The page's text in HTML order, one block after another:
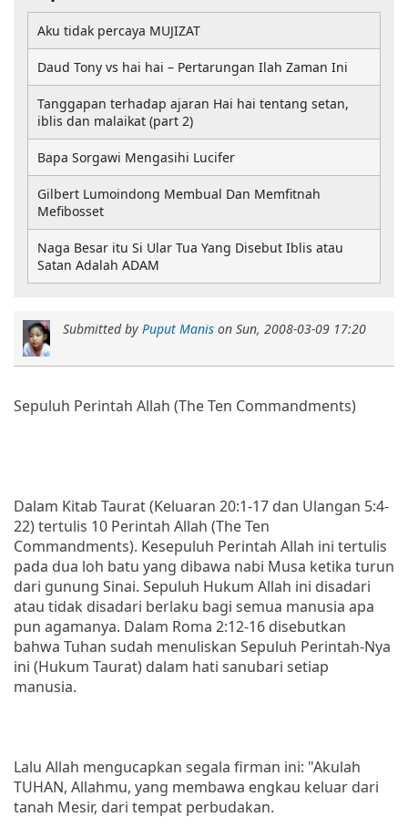
Submitted byPuput Manis onSun, 2008-03-09 17:20
Sepuluh Perintah Allah (The Ten Commandments)
Dalam Kitab Taurat (Keluaran 20:1-17 dan Ulangan 5:4-
22) tertulis 10 Perintah Allah (The Ten
Commandments). Kesepuluh Perintah Allah ini tertulis
pada dua loh batu yang dibawa nabi Musa ketika turun
dari gunung Sinai. Sepuluh Hukum Allah ini disadari
atau tidak disadari berlaku bagi semua manusia apa
pun agamanya. Dalam Roma 2:12-16 disebutkan
bahwa Tuhan sudah menuliskan Sepuluh Perintah-Nya
ini (Hukum Taurat) dalam hati sanubari setiap
manusia.
Lalu Allah mengucapkan segala firman ini: "Akulah
TUHAN, Allahmu, yang membawa engkau keluar dari
tanah Mesir, dari tempat perbudakan.
Aku tidak percaya MUJIZAT
Daud Tony vs hai hai – Pertarungan Ilah Zaman Ini
Tanggapan terhadap ajaran Hai hai tentang setan,
iblis dan malaikat (part 2)
Bapa Sorgawi Mengasihi Lucifer
Gilbert Lumoindong Membual Dan Memfitnah
Mefibosset
Naga Besar itu Si Ular Tua Yang Disebut Iblis atau
Satan Adalah ADAM